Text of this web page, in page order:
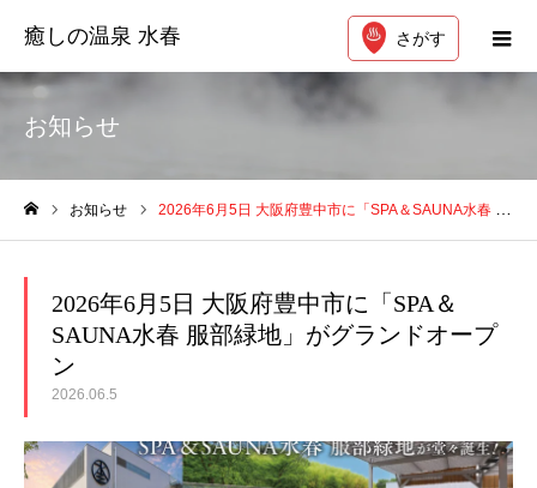
癒しの温泉 水春 さがす
お知らせ
お知らせ 2026年6月5日 大阪府豊中市に「SPA＆SAUNA水春 服部緑地」がグランドオープン
2026年6月5日 大阪府豊中市に「SPA＆
SAUNA水春 服部緑地」がグランドオープ
ン
2026.06.5